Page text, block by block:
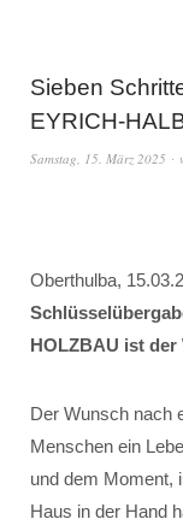
Sieben
EYRICH-
Samstag, 15. März 2025
Oberthulba,
HOLZBAU ist der
Der Wunsch nach
Menschen ein
und dem Moment,
Haus in der Hand